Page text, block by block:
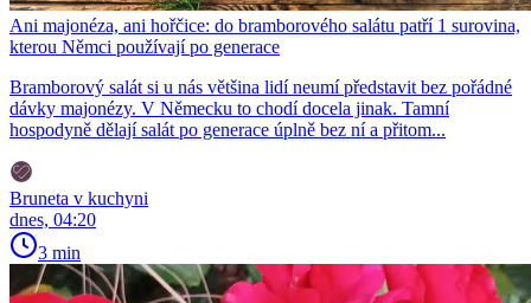
Ani majonéza, ani hořčice: do bramborového salátu patří 1 surovina,
kterou Němci používají po generace
Bramborový salát si u nás většina lidí neumí představit bez pořádné
dávky majonézy. V Německu to chodí docela jinak. Tamní
hospodyně dělají salát po generace úplně bez ní a přitom...
Bruneta v kuchyni
dnes, 04:20
3 min